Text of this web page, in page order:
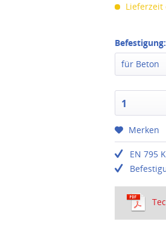
Lieferzeit
Befestigung:
für Beton
1
Merken
EN 795